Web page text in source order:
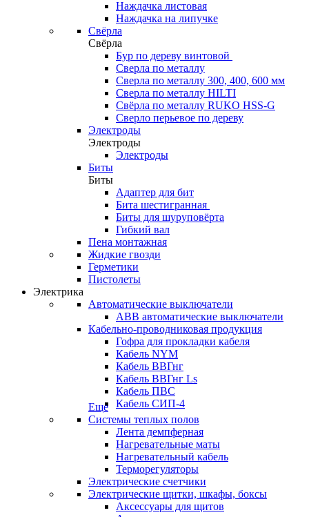
Наждачка листовая
Наждачка на липучке
Свёрла
Свёрла
Бур по дереву винтовой
Сверла по металлу
Сверла по металлу 300, 400, 600 мм
Сверла по металлу HILTI
Свёрла по металлу RUKO HSS-G
Сверло перьевое по дереву
Электроды
Электроды
Электроды
Биты
Биты
Адаптер для бит
Бита шестигранная
Биты для шуруповёрта
Гибкий вал
Пена монтажная
Жидкие гвозди
Герметики
Пистолеты
Электрика
Автоматические выключатели
ABB автоматические выключатели
Кабельно-проводниковая продукция
Гофра для прокладки кабеля
Кабель NYM
Кабель ВВГнг
Кабель ВВГнг Ls
Кабель ПВС
Кабель СИП-4
Еще
Системы теплых полов
Лента демпферная
Нагревательные маты
Нагревательный кабель
Терморегуляторы
Электрические счетчики
Электрические щитки, шкафы, боксы
Аксессуары для щитов